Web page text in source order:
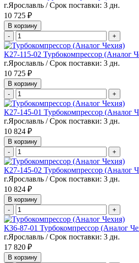
г.Ярославль / Срок поставки: 3 дн.
10 725 ₽
В корзину
-
+
К27-115-02 Турбокомпрессор (Аналог
г.Ярославль / Срок поставки: 3 дн.
10 725 ₽
В корзину
-
+
К27-145-01 Турбокомпрессор (Аналог
г.Ярославль / Срок поставки: 3 дн.
10 824 ₽
В корзину
-
+
К27-145-02 Турбокомпрессор (Аналог
г.Ярославль / Срок поставки: 3 дн.
10 824 ₽
В корзину
-
+
К36-87-01 Турбокомпрессор (Аналог
г.Ярославль / Срок поставки: 3 дн.
17 820 ₽
В корзину